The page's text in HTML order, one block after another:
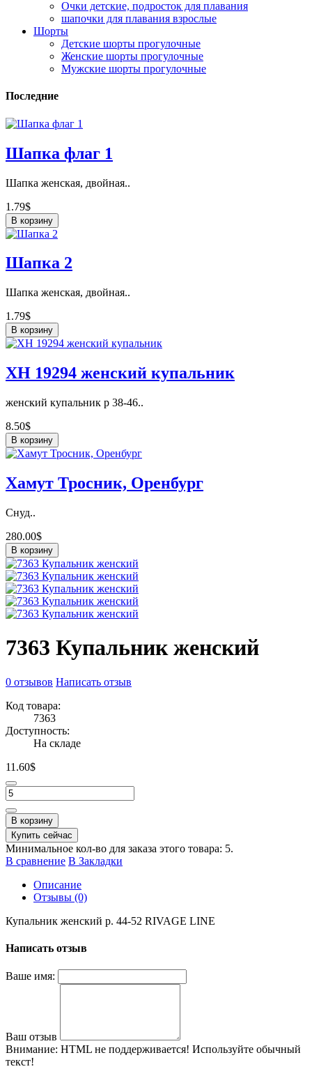
Очки детские, подросток для плавания
шапочки для плавания взрослые
Шорты
Детские шорты прогулочные
Женские шорты прогулочные
Мужские шорты прогулочные
Последние
Шапка флаг 1
Шапка женская, двойная..
1.79$
В корзину
Шапка 2
Шапка женская, двойная..
1.79$
В корзину
ХН 19294 женский купальник
женский купальник р 38-46..
8.50$
В корзину
Хамут Тросник, Оренбург
Снуд..
280.00$
В корзину
7363 Купальник женский
0 отзывов Написать отзыв
Код товара:
7363
Доступность:
На складе
11.60$
В корзину
Купить сейчас
Минимальное кол-во для заказа этого товара: 5.
В сравнение В Закладки
Описание
Отзывы (0)
Купальник женский р. 44-52 RIVAGE LINE
Написать отзыв
Ваше имя:
Ваш отзыв
Внимание: HTML не поддерживается! Используйте обычный
текст!